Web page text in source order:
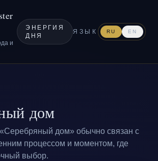
и
ЭНЕРГИЯ
ДНЯ
ЯЗЫК RU EN
дом
дом» обычно связан с
процессом и моментом, где
выбор.